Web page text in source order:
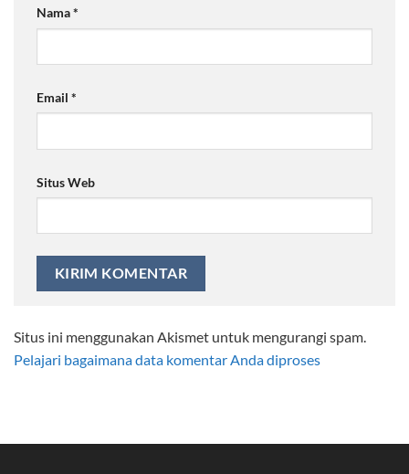
Nama*
Email *
Situs Web
Situs ini menggunakan Akismet untuk mengurangi spam.
Pelajari bagaimana data komentar Anda diproses